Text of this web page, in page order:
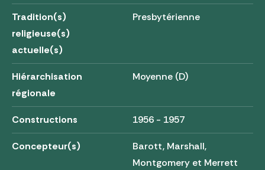
Tradition(s)
religieuse(s)
actuelle(s)
Presbytérienne
Hiérarchisation
régionale
Moyenne (D)
Constructions 1956 - 1957
Concepteur(s)
Barott, Marshall,
Montgomery et Merrett